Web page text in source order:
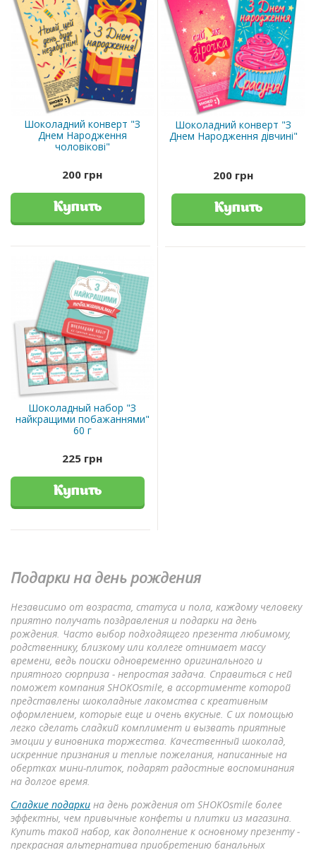
Шоколадний конверт "З
Днем Народження
чоловікові"
200 грн
Купить
Шоколадний конверт "З
Днем Народження дівчині"
200 грн
Купить
Шоколадный набор "З
найкращими побажаннями"
60 г
225 грн
Купить
Подарки на день рождения
Независимо от возраста, статуса и пола, каждому человеку
приятно получать поздравления и подарки на день
рождения. Часто выбор подходящего презента любимому,
родственнику, близкому или коллеге отнимает массу
времени, ведь поиски одновременно оригинального и
приятного сюрприза ‒ непростая задача. Справиться с ней
поможет компания SHOKOsmile, в ассортименте которой
представлены шоколадные лакомства с креативным
оформлением, которые еще и очень вкусные. С их помощью
легко сделать сладкий комплимент и вызвать приятные
эмоции у виновника торжества. Качественный шоколад,
искренние признания и теплые пожелания, написанные на
обертках мини-плиток, подарят радостные воспоминания
на долгое время.
Сладкие подарки на день рождения от SHOKOsmile более
эффектны, чем привычные конфеты и плитки из магазина.
Купить такой набор, как дополнение к основному презенту ‒
прекрасная альтернатива приобретению банальных